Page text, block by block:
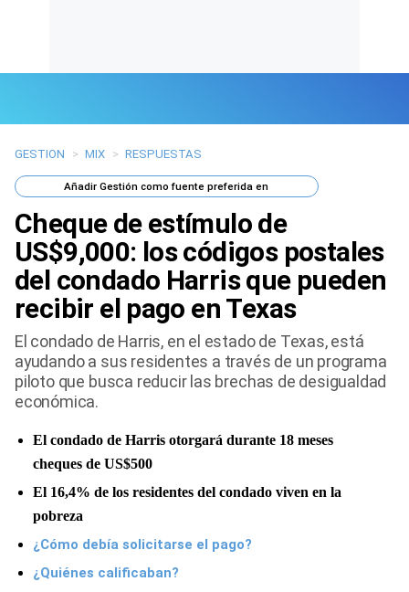
Últimas Noticias
Mi Bolsillo
Respuestas
Gente
Tendencias Mix
Sports
GESTION > MIX > RESPUESTAS
AñadirGestión como fuente preferida en
Cheque de estímulo de
US$9,000: los códigos postales
del condado Harris que pueden
recibir el pago en Texas
El condado de Harris, en el estado de Texas, está
ayudando a sus residentes a través de un programa
piloto que busca reducir las brechas de desigualdad
económica.
El condado de Harris otorgará durante 18 meses
cheques de US$500
El 16,4% de los residentes del condado viven en la
pobreza
¿Cómo debía solicitarse el pago?
¿Quiénes calificaban?